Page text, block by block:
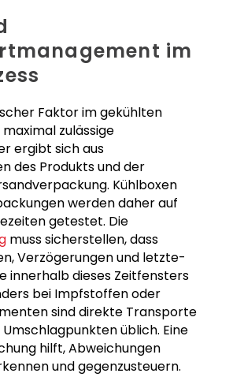
im
Faktor im gekühlten
zulässige
ergibt sich aus
des Produkts und der
Kühlboxen
werden daher auf
getestet. Die
muss sicherstellen, dass
Verzögerungen und letzte-
innerhalb dieses Zeitfensters
bei Impfstoffen oder
sind direkte Transporte
üblich. Eine
hilft, Abweichungen
und gegenzusteuern.